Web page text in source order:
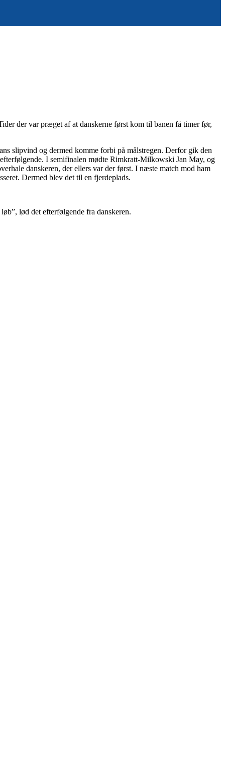
der var præget af at danskerne først kom til banen få timer før,
slipvind og dermed komme forbi på målstregen. Derfor gik den
I semifinalen mødte Rimkratt-Milkowski Jan May, og
danskeren, der ellers var der først. I næste match mod ham
Dermed blev det til en fjerdeplads.
lød det efterfølgende fra danskeren.